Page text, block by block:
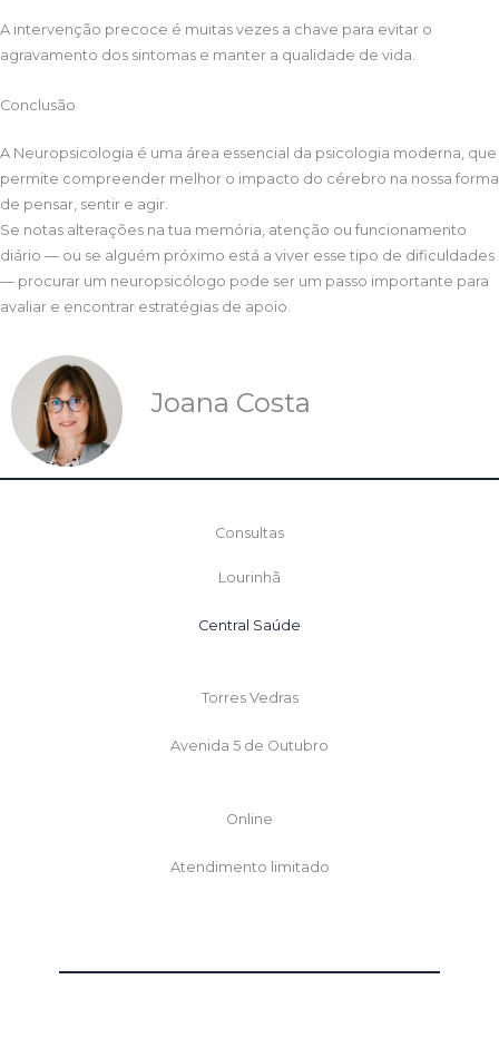
A intervenção precoce é muitas vezes a chave para evitar o
agravamento dos sintomas e manter a qualidade de vida.
Conclusão
A Neuropsicologia é uma área essencial da psicologia moderna, que
permite compreender melhor o impacto do cérebro na nossa forma
de pensar, sentir e agir.
Se notas alterações na tua memória, atenção ou funcionamento
diário — ou se alguém próximo está a viver esse tipo de dificuldades
— procurar um neuropsicólogo pode ser um passo importante para
avaliar e encontrar estratégias de apoio.
Joana Costa
Consultas
Lourinhã
Central Saúde
Torres Vedras
Avenida 5 de Outubro
Online
Atendimento limitado